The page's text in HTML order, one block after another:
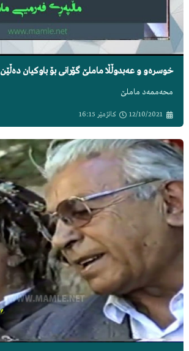
خوسرەو و عەبدوڵڵا ماملێ گۆرانی بۆ باوکیان دەڵێن
محەممەد ماملێ
12/10/2021 کاتژمێر 16:15